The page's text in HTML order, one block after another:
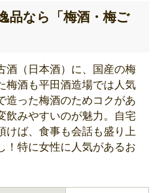
品なら「梅酒・梅ご
酒（日本酒）に、国産の梅
梅酒も平田酒造場では人気
造った梅酒のためコクがあ
飲みやすいのが魅力。自宅
けば、食事も会話も盛り上
！特に女性に人気があるお